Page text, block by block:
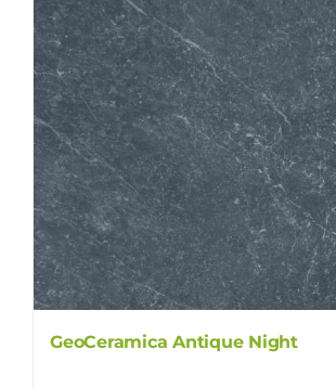
GeoCeramica Antique Night